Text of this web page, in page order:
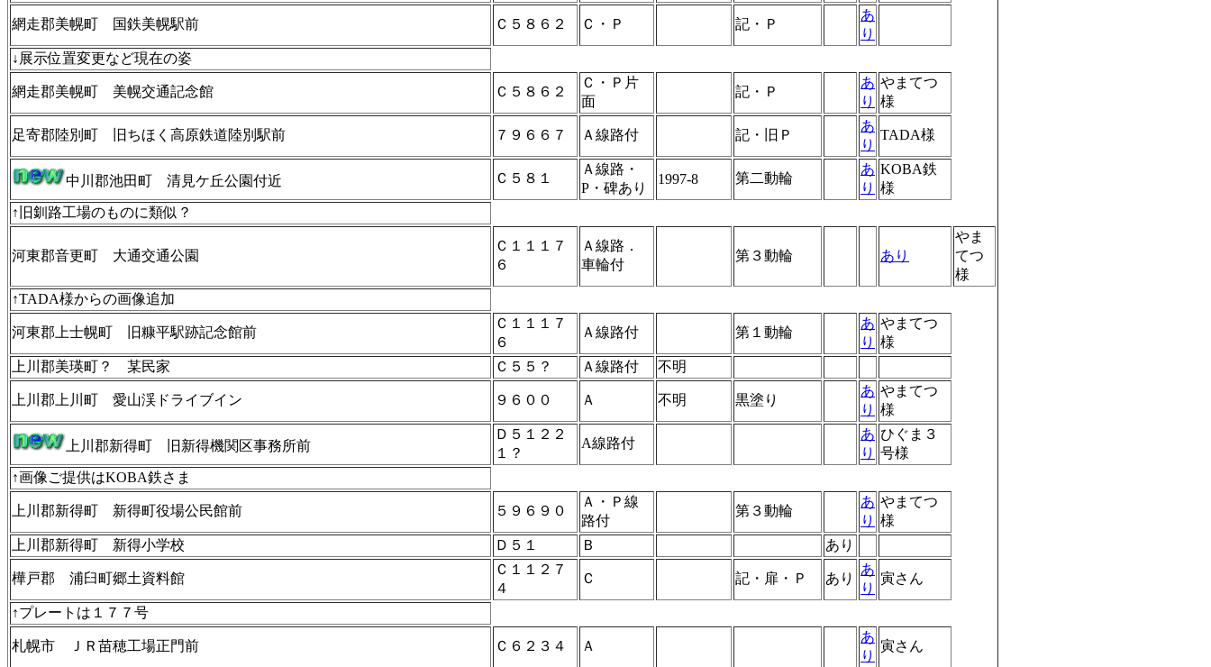
網走郡美幌町 国鉄美幌駅前 Ｃ５８６２ Ｃ・Ｐ 記・Ｐ
あ
り
↓展示位置変更など現在の姿
網走郡美幌町 美幌交通記念館 Ｃ５８６２
Ｃ・Ｐ片
面
記・Ｐ
あ
り
やまてつ
様
足寄郡陸別町 旧ちほく高原鉄道陸別駅前 ７９６６７ Ａ線路付 記・旧Ｐ
あ
り
TADA様
中川郡池田町 清見ケ丘公園付近 Ｃ５８１
Ａ線路・
P・碑あり
1997-8 第二動輪
あ
り
KOBA鉄
様
↑旧釧路工場のものに類似？
河東郡音更町 大通交通公園
Ｃ１１１７
６
Ａ線路．
車輪付
第３動輪 あり
やま
てつ
様
↑TADA様からの画像追加
河東郡上士幌町 旧糠平駅跡記念館前
Ｃ１１１７
６
Ａ線路付 第１動輪
あ
り
やまてつ
様
上川郡美瑛町？ 某民家
Ｃ５５？ Ａ線路付 不明
上川郡上川町 愛山渓ドライブイン ９６００ Ａ 不明 黒塗り
あ
り
やまてつ
様
上川郡新得町 旧新得機関区事務所前
Ｄ５１２２
１？
A線路付
あ
り
ひぐま３
号様
↑画像ご提供はKOBA鉄さま
上川郡新得町 新得町役場公民館前 ５９６９０
Ａ・Ｐ線
路付
第３動輪
あ
り
やまてつ
様
上川郡新得町 新得小学校
Ｄ５１ Ｂ あり
樺戸郡 浦臼町郷土資料館
Ｃ１１２７
４
Ｃ 記・扉・Ｐ あり
あ
り
寅さん
↑プレートは１７７号
札幌市 ＪＲ苗穂工場正門前 Ｃ６２３４ Ａ
あ
り
寅さん